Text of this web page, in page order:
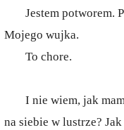
Jestem potworem.
Mojego wujka.
To chore.
I nie wiem, jak
na siebie w lustrze?